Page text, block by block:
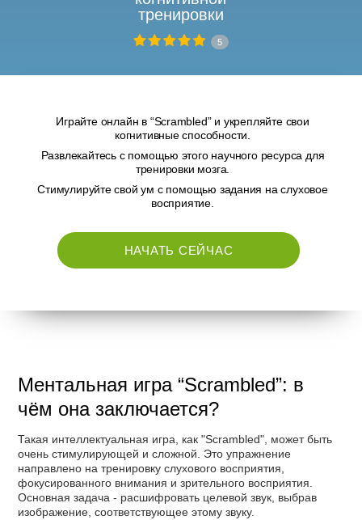
тренировки
5
Играйте онлайн в “Scrambled” и укрепляйте свои
когнитивные способности.
Развлекайтесь с помощью этого научного ресурса для
тренировки мозга.
Стимулируйте свой ум с помощью задания на слуховое
восприятие.
НАЧАТЬ СЕЙЧАС
Ментальная игра “Scrambled”: в
чём она заключается?
Такая интеллектуальная игра, как "Scrambled", может быть
очень стимулирующей и сложной. Это упражнение
направлено на тренировку слухового восприятия,
фокусированного внимания и зрительного восприятия.
Основная задача - расшифровать целевой звук, выбрав
изображение, соответствующее этому звуку.